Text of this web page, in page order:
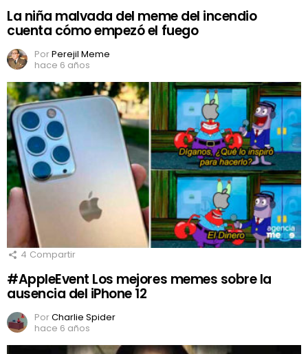
La niña malvada del meme del incendio
cuenta cómo empezó el fuego
PorPerejil Meme
hace 6 años
4 Compartir
#AppleEvent Los mejores memes sobre la
ausencia del iPhone 12
PorCharlie Spider
hace 6 años